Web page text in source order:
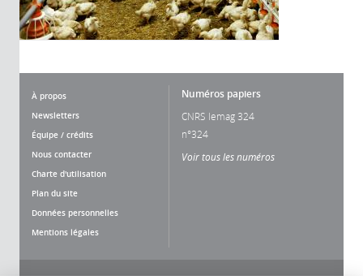
À propos
Newsletters
Équipe / crédits
Nous contacter
Charte d'utilisation
Plan du site
Données personnelles
Mentions légales
Numéros papiers
CNRS lemag 324
n°324
Voir tous les numéros